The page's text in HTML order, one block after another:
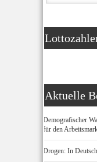
Aktuelle
Demografischer
für den
Drogen: In